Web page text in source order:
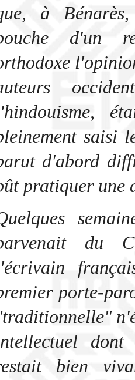
à
d'un
saisi
d'abord
pratiquer une
du
porte-
bien